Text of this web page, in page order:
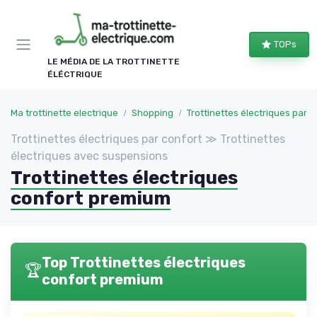
LE MÉDIA DE LA TROTTINETTE
ÉLÉCTRIQUE
TOPs
Ma trottinette electrique Shopping Trottinettes électriques par confort
Trottinettes électriques par confort ≫ Trottinettes
électriques avec suspensions
Trottinettes électriques
confort premium
🏆Top Trottinettes électriques
confort premium